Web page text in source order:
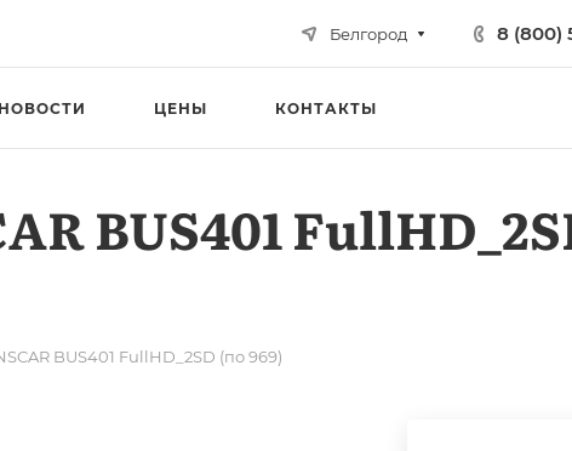
Белгород 8 (800)
НОВОСТИ ЦЕНЫ КОНТАКТЫ
BUS401
BUS401 FullHD_2SD (по 969)